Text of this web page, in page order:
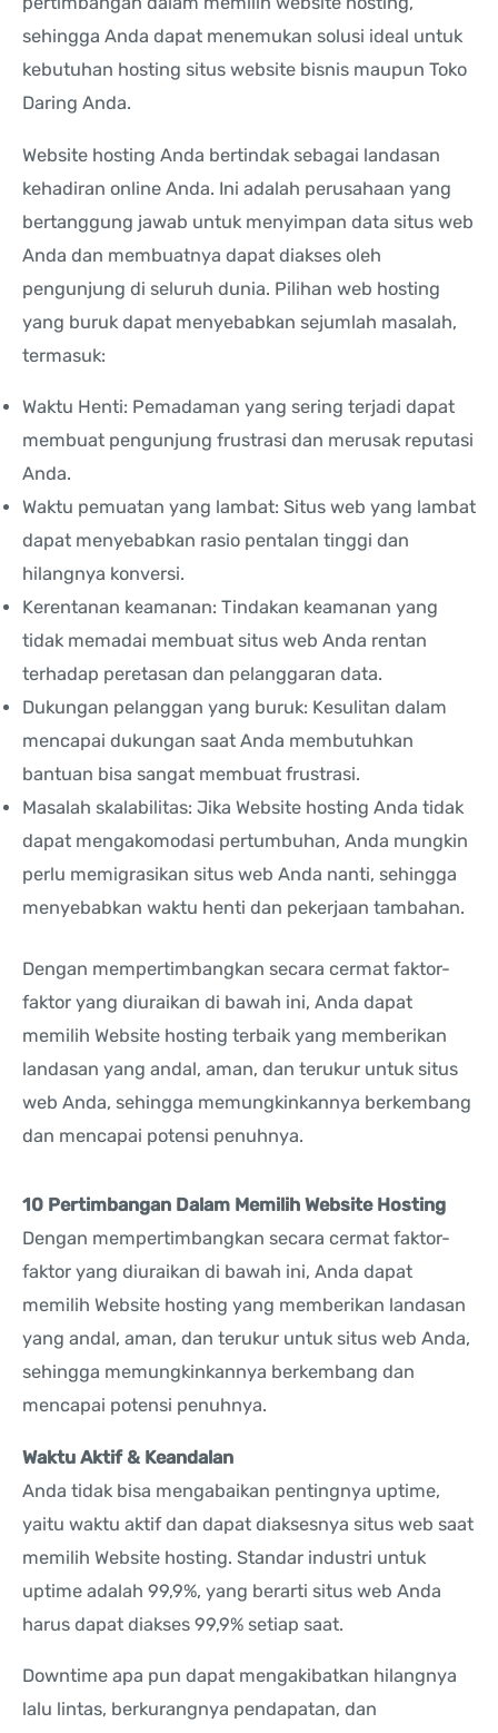
sehingga Anda dapat menemukan solusi ideal untuk
kebutuhan hosting situs website bisnis maupun Toko
Daring Anda.
Website hosting Anda bertindak sebagai landasan
kehadiran online Anda. Ini adalah perusahaan yang
bertanggung jawab untuk menyimpan data situs web
Anda dan membuatnya dapat diakses oleh
pengunjung di seluruh dunia. Pilihan web hosting
yang buruk dapat menyebabkan sejumlah masalah,
termasuk:
Waktu Henti: Pemadaman yang sering terjadi dapat
membuat pengunjung frustrasi dan merusak reputasi
Anda.
Waktu pemuatan yang lambat: Situs web yang lambat
dapat menyebabkan rasio pentalan tinggi dan
hilangnya konversi.
Kerentanan keamanan: Tindakan keamanan yang
tidak memadai membuat situs web Anda rentan
terhadap peretasan dan pelanggaran data.
Dukungan pelanggan yang buruk: Kesulitan dalam
mencapai dukungan saat Anda membutuhkan
bantuan bisa sangat membuat frustrasi.
Masalah skalabilitas: Jika Website hosting Anda tidak
dapat mengakomodasi pertumbuhan, Anda mungkin
perlu memigrasikan situs web Anda nanti, sehingga
menyebabkan waktu henti dan pekerjaan tambahan.
Dengan mempertimbangkan secara cermat faktor-
faktor yang diuraikan di bawah ini, Anda dapat
memilih Website hosting terbaik yang memberikan
landasan yang andal, aman, dan terukur untuk situs
web Anda, sehingga memungkinkannya berkembang
dan mencapai potensi penuhnya.
10 Pertimbangan Dalam Memilih Website Hosting
Dengan mempertimbangkan secara cermat faktor-
faktor yang diuraikan di bawah ini, Anda dapat
memilih Website hosting yang memberikan landasan
yang andal, aman, dan terukur untuk situs web Anda,
sehingga memungkinkannya berkembang dan
mencapai potensi penuhnya.
Waktu Aktif & Keandalan
Anda tidak bisa mengabaikan pentingnya uptime,
yaitu waktu aktif dan dapat diaksesnya situs web saat
memilih Website hosting. Standar industri untuk
uptime adalah 99,9%, yang berarti situs web Anda
harus dapat diakses 99,9% setiap saat.
Downtime apa pun dapat mengakibatkan hilangnya
lalu lintas, berkurangnya pendapatan, dan